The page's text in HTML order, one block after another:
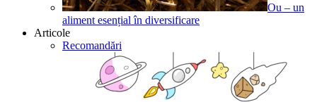
Ou – un
aliment esențial în diversificare
Articole
Recomandări